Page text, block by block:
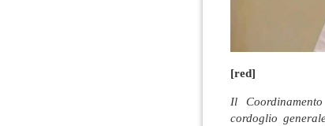
[red]
Il
cordoglio